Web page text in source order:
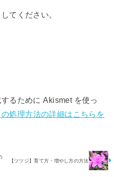
てください。
るために Akismet を使っ
処理方法の詳細はこちらを
【ツツジ】育て方・増やし方の方法